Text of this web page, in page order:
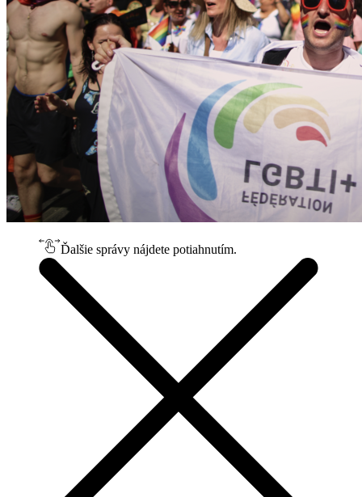
Ďalšie správy nájdete potiahnutím.